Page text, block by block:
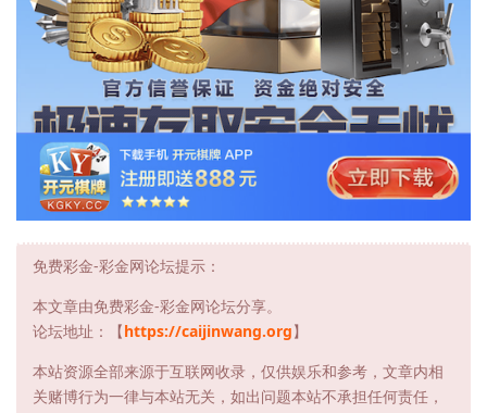
免费彩金-彩金网论坛提示：
本文章由免费彩金-彩金网论坛分享。
论坛地址：【https://caijinwang.org】
本站资源全部来源于互联网收录，仅供娱乐和参考，文章内相
关赌博行为一律与本站无关，如出问题本站不承担任何责任，